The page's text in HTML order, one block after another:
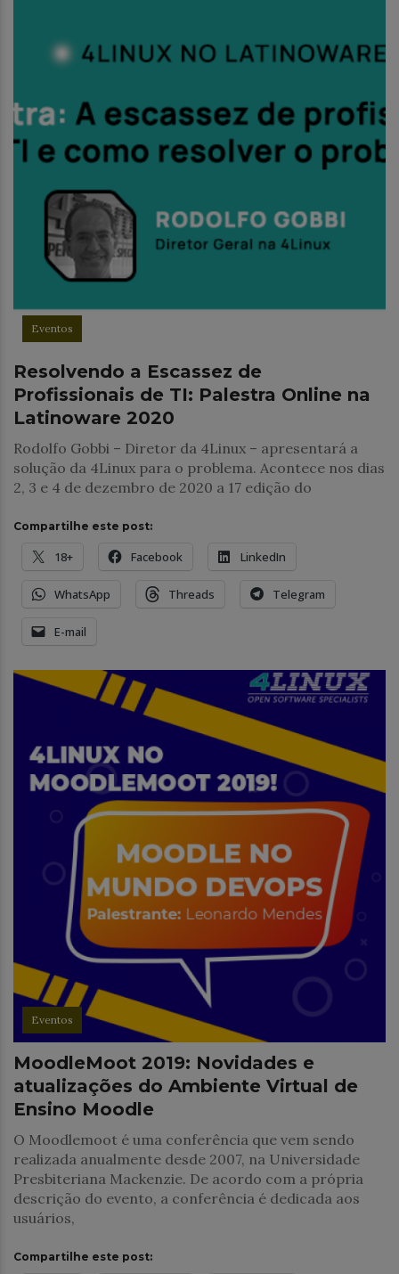
Eventos
Resolvendo a Escassez de
Profissionais de TI: Palestra Online na
Latinoware 2020
Rodolfo Gobbi – Diretor da 4Linux – apresentará a
solução da 4Linux para o problema. Acontece nos dias
2, 3 e 4 de dezembro de 2020 a 17 edição do
Compartilhe este post:
18+ Facebook LinkedIn
WhatsApp Threads Telegram
E-mail
Eventos
MoodleMoot 2019: Novidades e
atualizações do Ambiente Virtual de
Ensino Moodle
O Moodlemoot é uma conferência que vem sendo
realizada anualmente desde 2007, na Universidade
Presbiteriana Mackenzie. De acordo com a própria
descrição do evento, a conferência é dedicada aos
usuários,
Compartilhe este post: